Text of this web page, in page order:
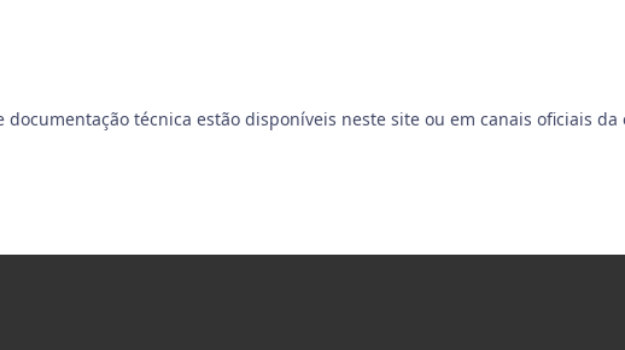
técnica estão disponíveis neste site ou em canais oficiais